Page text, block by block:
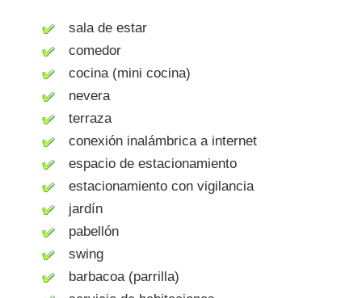
sala de estar
comedor
cocina (mini cocina)
nevera
terraza
conexión inalámbrica a internet
espacio de estacionamiento
estacionamiento con vigilancia
jardín
pabellón
swing
barbacoa (parrilla)